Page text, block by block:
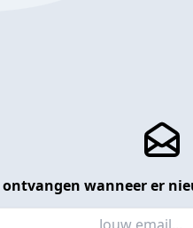
ontvangen wanneer er